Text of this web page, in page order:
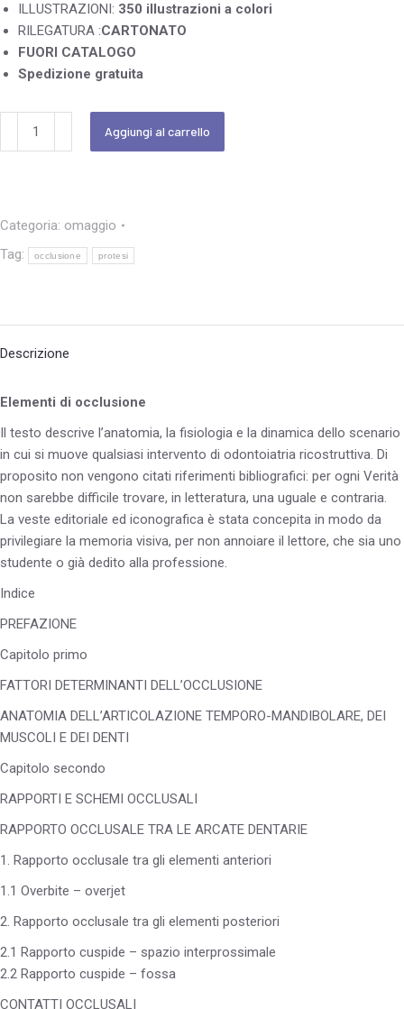
ILLUSTRAZIONI: 350 illustrazioni a colori
RILEGATURA :CARTONATO
FUORI CATALOGO
Spedizione gratuita
Aggiungi al carrello
Categoria: omaggio
Tag:
occlusione protesi
Descrizione
Elementi di occlusione
Il testo descrive l’anatomia, la fisiologia e la dinamica dello scenario
in cui si muove qualsiasi intervento di odontoiatria ricostruttiva. Di
proposito non vengono citati riferimenti bibliografici: per ogni Verità
non sarebbe difficile trovare, in letteratura, una uguale e contraria.
La veste editoriale ed iconografica è stata concepita in modo da
privilegiare la memoria visiva, per non annoiare il lettore, che sia uno
studente o già dedito alla professione.
Indice
PREFAZIONE
Capitolo primo
FATTORI DETERMINANTI DELL’OCCLUSIONE
ANATOMIA DELL’ARTICOLAZIONE TEMPORO-MANDIBOLARE, DEI
MUSCOLI E DEI DENTI
Capitolo secondo
RAPPORTI E SCHEMI OCCLUSALI
RAPPORTO OCCLUSALE TRA LE ARCATE DENTARIE
1. Rapporto occlusale tra gli elementi anteriori
1.1 Overbite – overjet
2. Rapporto occlusale tra gli elementi posteriori
2.1 Rapporto cuspide – spazio interprossimale
2.2 Rapporto cuspide – fossa
CONTATTI OCCLUSALI